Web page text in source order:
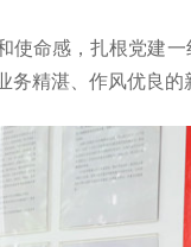
使命感，扎根党建
精湛、作风优良的